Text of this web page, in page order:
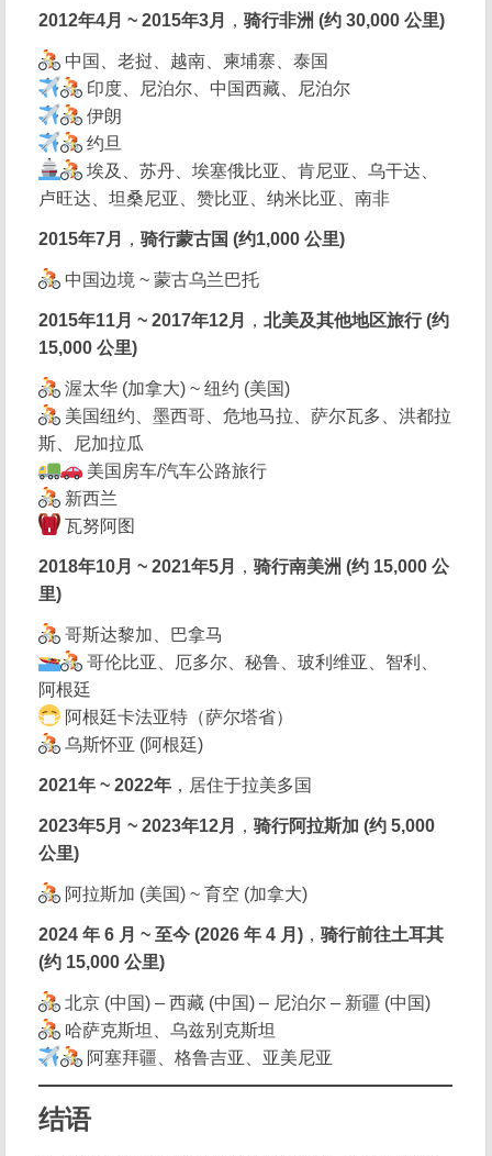
2012年4月 ~ 2015年3月 ，骑行非洲 (约 30,000 公里)
中国、老挝、越南、柬埔寨、泰国
印度、尼泊尔、中国西藏、尼泊尔
伊朗
约旦
埃及、苏丹、埃塞俄比亚、肯尼亚、乌干达、
卢旺达、坦桑尼亚、赞比亚、纳米比亚、南非
2015年7月 ，骑行蒙古国 (约1,000 公里)
中国边境 ~ 蒙古乌兰巴托
2015年11月 ~ 2017年12月 ，北美及其他地区旅行 (约
15,000 公里)
渥太华 (加拿大) ~ 纽约 (美国)
美国纽约、墨西哥、危地马拉、萨尔瓦多、洪都拉
斯、尼加拉瓜
美国房车/汽车公路旅行
新西兰
瓦努阿图
2018年10月 ~ 2021年5月 ，骑行南美洲 (约 15,000 公
里)
哥斯达黎加、巴拿马
哥伦比亚、厄多尔、秘鲁、玻利维亚、智利、
阿根廷
阿根廷卡法亚特（萨尔塔省）
乌斯怀亚 (阿根廷)
2021年 ~ 2022年 ，居住于拉美多国
2023年5月 ~ 2023年12月 ，骑行阿拉斯加 (约 5,000
公里)
阿拉斯加 (美国) ~ 育空 (加拿大)
2024 年 6 月 ~ 至今 (2026 年 4 月) ，骑行前往土耳其
(约 15,000 公里)
北京 (中国) – 西藏 (中国) – 尼泊尔 – 新疆 (中国)
哈萨克斯坦、乌兹别克斯坦
阿塞拜疆、格鲁吉亚、亚美尼亚
结语